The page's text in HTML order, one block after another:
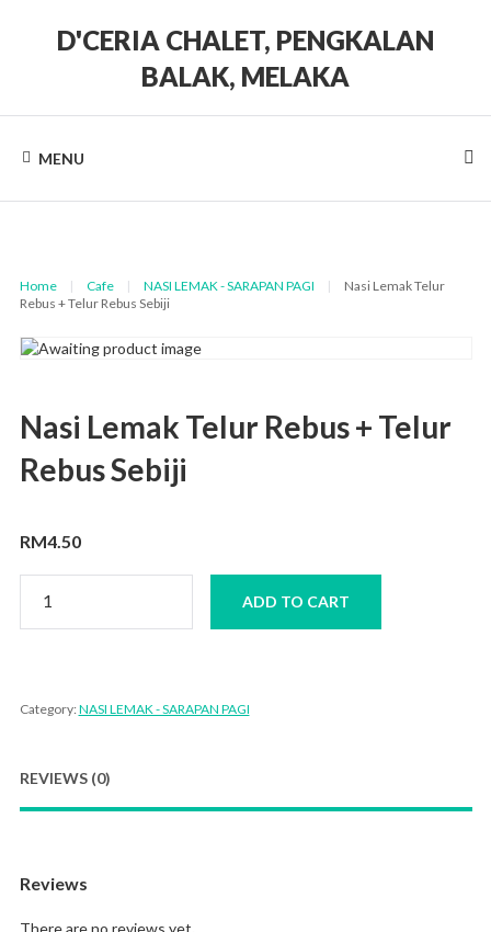
D'CERIA CHALET, PENGKALAN
BALAK, MELAKA
unitMENU
Home | Cafe | NASI LEMAK - SARAPAN PAGI |
Nasi Lemak Telur
Rebus + Telur Rebus Sebiji
Nasi Lemak Telur Rebus + Telur
Rebus Sebiji
RM4.50
Lemak
Telur
Rebus
ADD TO CART
Category: NASI LEMAK - SARAPAN PAGI
REVIEWS (0)
Reviews